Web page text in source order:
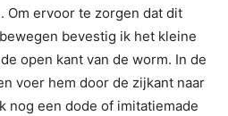
Om ervoor te zorgen dat dit
bevestig ik het kleine
open kant van de worm. In de
voer hem door de zijkant naar
nog een dode of imitatiemade